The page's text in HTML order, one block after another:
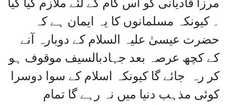
مرزا قادیانی کو اس کام کے لئے ملازم کیا گیا
۔ کیونکہ مسلمانوں کا یہ ایمان ہے کہ
حضرت عیسیٰ علیہ السلام کے دوبارہ آنے
کے کچھ عرصہ بعد جہادبالسیف موقوف ہو
کر رہ جائے گا کیونکہ اسلام کے سوا دوسرا
کوئی مذہب دنیا میں نہ رہے گا تمام